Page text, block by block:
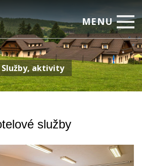
MENU
Služby, aktivity
služby